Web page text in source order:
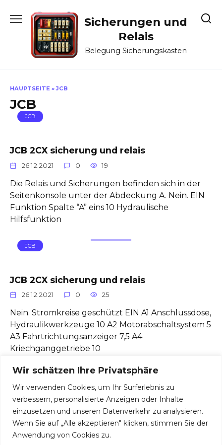
Wir schätzen Ihre Privatsphäre
Wir verwenden Cookies, um Ihr Surferlebnis zu
verbessern, personalisierte Anzeigen oder Inhalte
einzusetzen und unseren Datenverkehr zu analysieren.
Wenn Sie auf „Alle akzeptieren" klicken, stimmen Sie der
Anwendung von Cookies zu.
Sicherungen und
Relais
Belegung Sicherungskasten
HAUPTSEITE »JCB
JCB
JCB
JCB 2CX sicherung und relais
26.12.2021 0 19
Die Relais und Sicherungen befinden sich in der
Seitenkonsole unter der Abdeckung A. Nein. EIN
Funktion Spalte “A” eins 10 Hydraulische
Hilfsfunktion
JCB
JCB 2CX sicherung und relais
26.12.2021 0 25
Nein. Stromkreise geschützt EIN A1 Anschlussdose,
Hydraulikwerkzeuge 10 A2 Motorabschaltsystem 5
A3 Fahrtrichtungsanzeiger 7,5 A4
Kriechganggetriebe 10
© 2026 Sicherungen und Relais